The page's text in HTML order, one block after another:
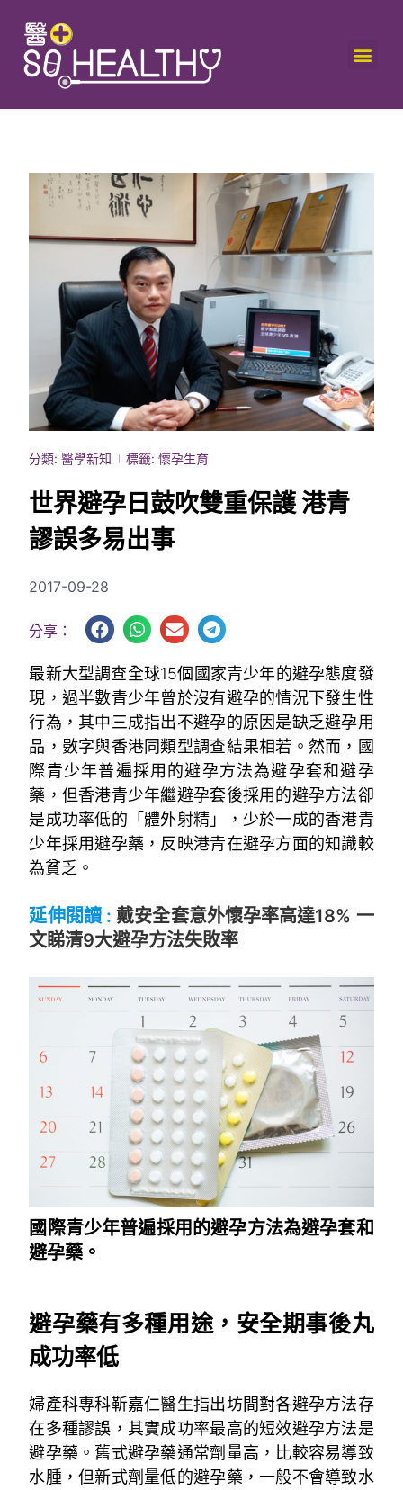
分類: 醫學新知 標籤: 懷孕生育
世界避孕日鼓吹雙重保護 港青
謬誤多易出事
2017-09-28
分享：
最新大型調查全球15個國家青少年的避孕態度發
現，過半數青少年曾於沒有避孕的情況下發生性
行為，其中三成指出不避孕的原因是缺乏避孕用
品，數字與香港同類型調查結果相若。然而，國
際青少年普遍採用的避孕方法為避孕套和避孕
藥，但香港青少年繼避孕套後採用的避孕方法卻
是成功率低的「體外射精」，少於一成的香港青
少年採用避孕藥，反映港青在避孕方面的知識較
為貧乏。
延伸閱讀 :戴安全套意外懷孕率高達18% 一
文睇清9大避孕方法失敗率
國際青少年普遍採用的避孕方法為避孕套和
避孕藥。
避孕藥有多種用途，安全期事後丸
成功率低
婦產科專科靳嘉仁醫生指出坊間對各避孕方法存
在多種謬誤，其實成功率最高的短效避孕方法是
避孕藥。舊式避孕藥通常劑量高，比較容易導致
水腫，但新式劑量低的避孕藥，一般不會導致水